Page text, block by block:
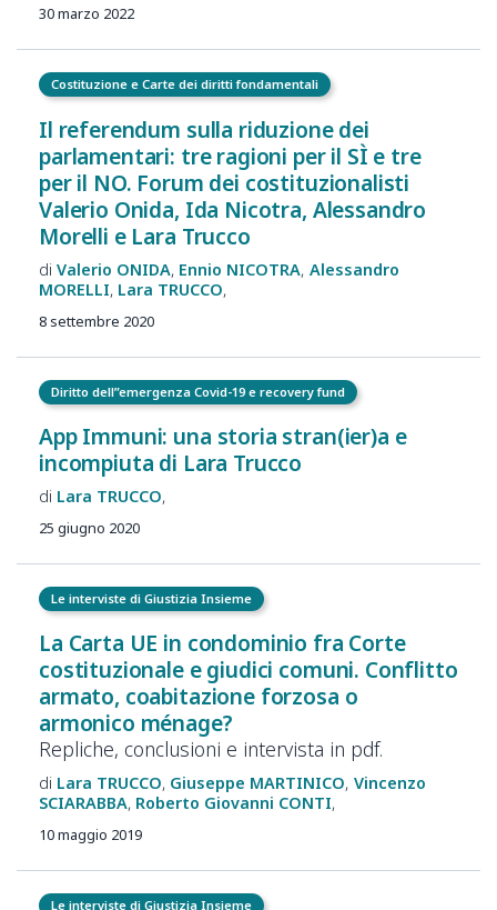
30 marzo 2022
Costituzione e Carte dei diritti fondamentali
Il referendum sulla riduzione dei
parlamentari: tre ragioni per il SÌ e tre
per il NO. Forum dei costituzionalisti
Valerio Onida, Ida Nicotra, Alessandro
Morelli e Lara Trucco
Valerio ONIDA Ennio NICOTRA Alessandro
MORELLI Lara TRUCCO
8 settembre 2020
Diritto dell”emergenza Covid-19 e recovery fund
App Immuni: una storia stran(ier)a e
incompiuta di Lara Trucco
Lara TRUCCO
25 giugno 2020
Le interviste di Giustizia Insieme
La Carta UE in condominio fra Corte
costituzionale e giudici comuni. Conflitto
armato, coabitazione forzosa o
armonico ménage?
Repliche, conclusioni e intervista in pdf.
Lara TRUCCO Giuseppe MARTINICO Vincenzo
SCIARABBA Roberto Giovanni CONTI
10 maggio 2019
Le interviste di Giustizia Insieme